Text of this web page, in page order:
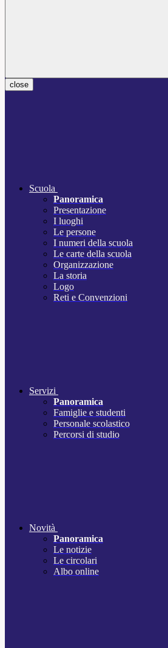
close
Scuola
Panoramica
Presentazione
I luoghi
Le persone
I numeri della scuola
Le carte della scuola
Organizzazione
La storia
Logo
Reti e Convenzioni
Servizi
Panoramica
Famiglie e studenti
Personale scolastico
Percorsi di studio
Novità
Panoramica
Le notizie
Le circolari
Albo online